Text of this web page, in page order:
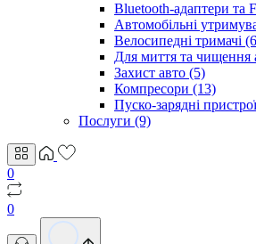
Bluetooth-адаптери та
Автомобільні
Велосипедні тримачі
Для миття та чищення
Захист авто (5)
Компресори (13)
Пуско-зарядні
Послуги (9)
0
0